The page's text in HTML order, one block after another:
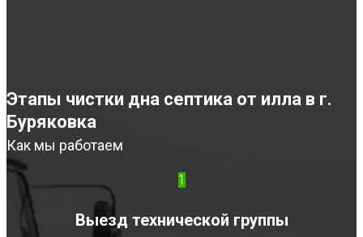
Этапы чистки дна септика от илла в г.
Буряковка
Как мы работаем
1
Выезд технической группы